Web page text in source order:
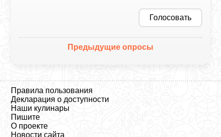
Голосовать
Предыдущие опросы
Правила пользования
Декларация о доступности
Наши кулинары
Пишите
О проекте
Новости сайта